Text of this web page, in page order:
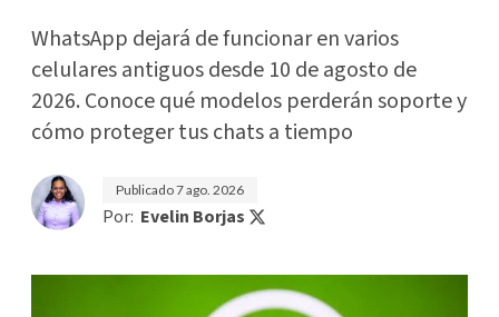
WhatsApp dejará de funcionar en varios
celulares antiguos desde 10 de agosto de
2026. Conoce qué modelos perderán soporte y
cómo proteger tus chats a tiempo
Publicado7 ago. 2026
Por: Evelin Borjas